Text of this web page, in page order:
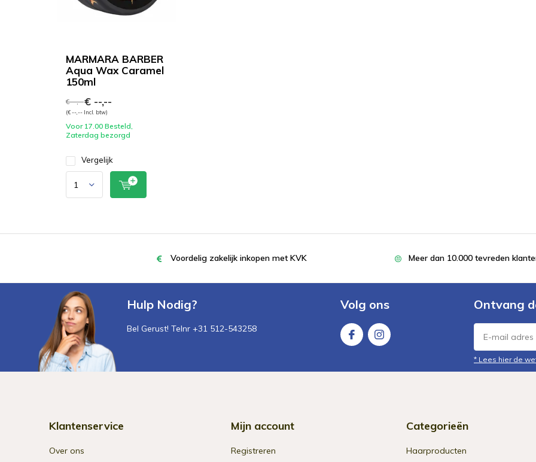
MARMARA BARBER
Aqua Wax Caramel
150ml
€ --,--€ --,--
(€ --,-- Incl. btw)
Voor 17.00 Besteld,
Zaterdag bezorgd
Vergelijk
Voordelig zakelijk inkopen met KVK Meer dan 10.000 tevreden
Hulp Nodig?
Bel Gerust! Telnr +31 512-543258
Volg ons Ontvang
* Lees hier de
Klantenservice
Over ons
Mijn account
Registreren
Categorieën
Haarproducten